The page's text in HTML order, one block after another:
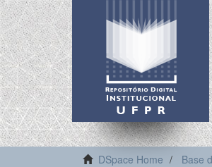
DSpace Home Base